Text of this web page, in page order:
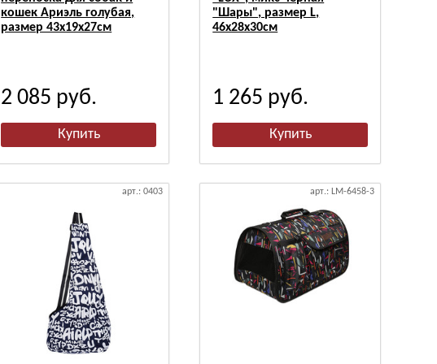
кошек Ариэль голубая,
размер 43х19х27см
2 085 руб.
"Шары", размер L,
46х28х30см
1 265 руб.
арт.: 0403 арт.: LM-6458-3